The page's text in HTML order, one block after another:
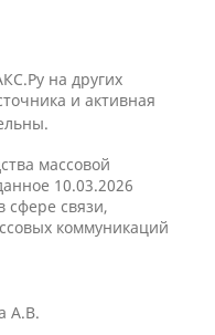
на других
и активная
массовой
10.03.2026
сфере связи,
коммуникаций
А.В.